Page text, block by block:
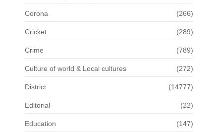
Corona (266)
Cricket (289)
Crime (789)
Culture of world & Local cultures (272)
District (14777)
Editorial (22)
Education (147)